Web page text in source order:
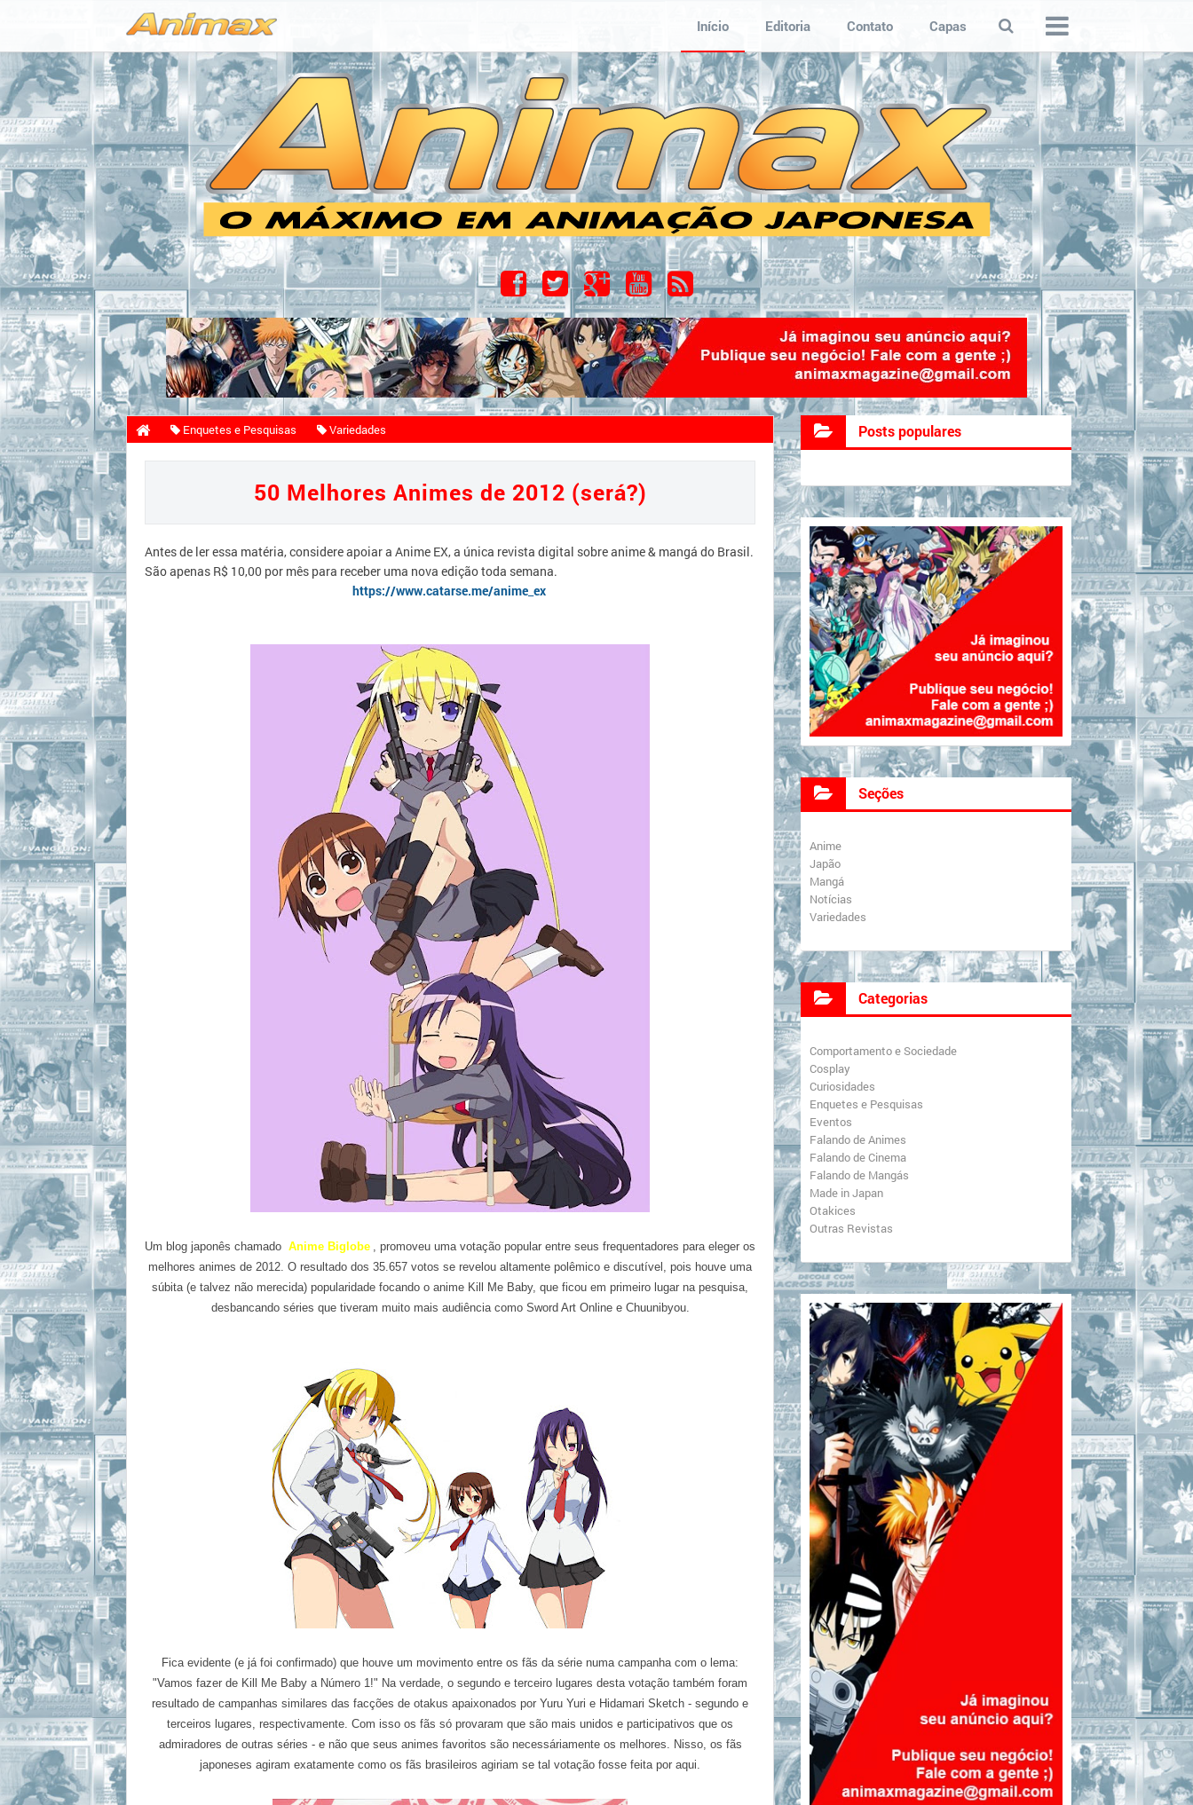
Início Editoria Contato Capas
Enquetes e Pesquisas Variedades
50 Melhores Animes de 2012 (será?)
Antes de ler essa matéria, considere apoiar a Anime EX, a única revista digital sobre anime & mangá do Brasil.
São apenas R$ 10,00 por mês para receber uma nova edição toda semana.
https://www.catarse.me/anime_ex
Um blog japonês chamado Anime Biglobe , promoveu uma votação popular entre seus frequentadores para eleger os
melhores animes de 2012. O resultado dos 35.657 votos se revelou altamente polêmico e discutível , pois houve uma
súbita (e talvez não merecida) popularidade focando o anime Kill Me Baby, que ficou em primeiro lugar na pesquisa,
desbancandoséries que tiveram muito mais audiência como Sword Art Online e Chuunibyou.
Fica evidente (e já foi confirmado) que houve um movimento entre os fãs da série numa campanha com o lema:
"Vamos fazer de Kill Me Baby a Número 1!" Na verdade, o segundo e terceiro lugares desta votação também foram
resultado de campanhas similares das facções de otakus apaixonados por Yuru Yuri e Hidamari Sketch - segundo e
terceiros lugares, respectivamente. Com isso os fãs só provaram que são mais unidos e participativos que os
admiradores de outras séries - e não que seus animes favoritos são necessáriamente os melhores. Nisso, os fãs
japoneses agiram exatamente como os fãs brasileiros agiriam se tal votação fosse feita por aqui.
Posts populares
Seções
Anime
Japão
Mangá
Notícias
Variedades
Categorias
Comportamento e Sociedade
Cosplay
Curiosidades
Enquetes e Pesquisas
Eventos
Falando de Animes
Falando de Cinema
Falando de Mangás
Made in Japan
Otakices
Outras Revistas